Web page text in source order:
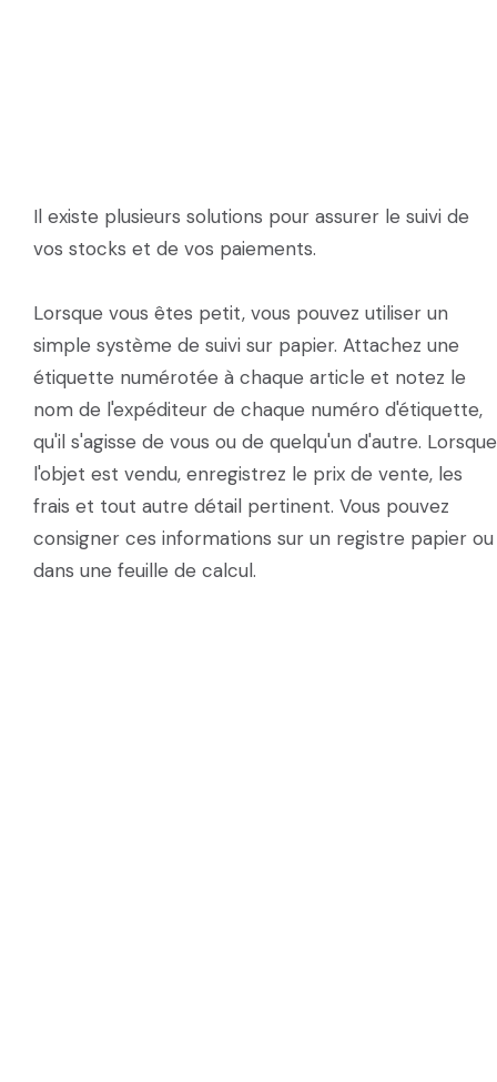
Il existe plusieurs solutions pour assurer le suivi de
vos stocks et de vos paiements.
Lorsque vous êtes petit, vous pouvez utiliser un
simple système de suivi sur papier. Attachez une
étiquette numérotée à chaque article et notez le
nom de l'expéditeur de chaque numéro d'étiquette,
qu'il s'agisse de vous ou de quelqu'un d'autre. Lorsque
l'objet est vendu, enregistrez le prix de vente, les
frais et tout autre détail pertinent. Vous pouvez
consigner ces informations sur un registre papier ou
dans une feuille de calcul.